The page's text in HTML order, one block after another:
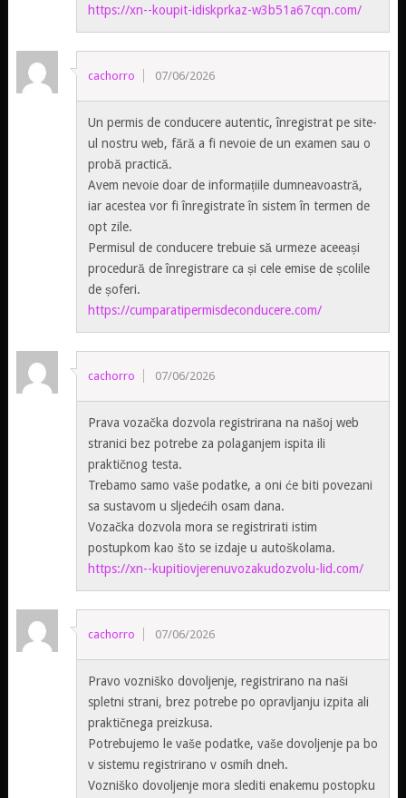
https://xn--koupit-idiskprkaz-w3b51a67cqn.com/
cachorro 07/06/2026
Un permis de conducere autentic, înregistrat pe site-
ul nostru web, fără a fi nevoie de un examen sau o
probă practică.
Avem nevoie doar de informațiile dumneavoastră,
iar acestea vor fi înregistrate în sistem în termen de
opt zile.
Permisul de conducere trebuie să urmeze aceeași
procedură de înregistrare ca și cele emise de școlile
de șoferi.
https://cumparatipermisdeconducere.com/
cachorro 07/06/2026
Prava vozačka dozvola registrirana na našoj web
stranici bez potrebe za polaganjem ispita ili
praktičnog testa.
Trebamo samo vaše podatke, a oni će biti povezani
sa sustavom u sljedećih osam dana.
Vozačka dozvola mora se registrirati istim
postupkom kao što se izdaje u autoškolama.
https://xn--kupitiovjerenuvozakudozvolu-lid.com/
cachorro 07/06/2026
Pravo vozniško dovoljenje, registrirano na naši
spletni strani, brez potrebe po opravljanju izpita ali
praktičnega preizkusa.
Potrebujemo le vaše podatke, vaše dovoljenje pa bo
v sistemu registrirano v osmih dneh.
Vozniško dovoljenje mora slediti enakemu postopku